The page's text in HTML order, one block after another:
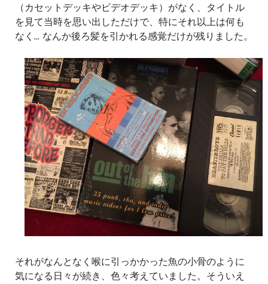
（カセットデッキやビデオデッキ）がなく、タイトル
を見て当時を思い出しただけで、特にそれ以上は何も
なく... なんか後ろ髪を引かれる感覚だけが残りました。
それがなんとなく喉に引っかかった魚の小骨のように
気になる日々が続き、色々考えていました。そういえ